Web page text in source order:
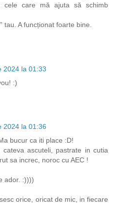
cele care mă ajuta să schimb
tau. A funcționat foarte bine.
2024 la 01:33
:)
2024 la 01:36
bucur ca iti place :D!
ascuteli, pastrate in cutia
sa increc, noroc cu AEC !
ador. :))))
orice, oricat de mic, in fiecare